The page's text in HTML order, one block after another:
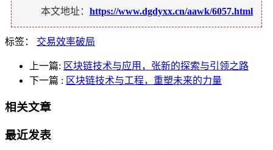
本文地址： https://www.dgdyxx.cn/aawk/6057.html
标签： 交易效率破局
上一篇: 区块链技术与应用，张新的探索与引领之路
下一篇 : 区块链技术与工程，重塑未来的力量
相关文章
最近发表